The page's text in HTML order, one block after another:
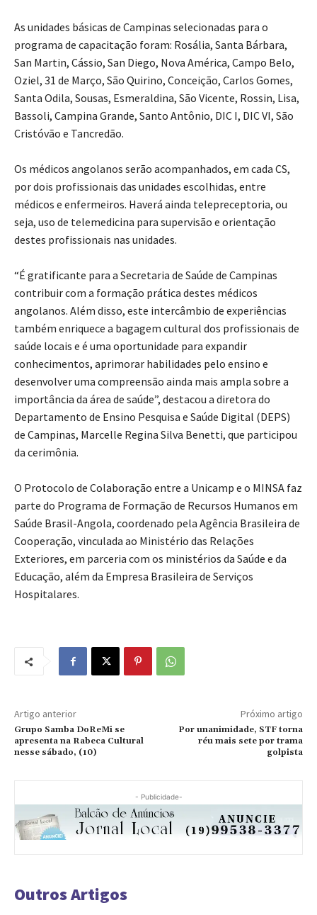
As unidades básicas de Campinas selecionadas para o
programa de capacitação foram: Rosália, Santa Bárbara,
San Martin, Cássio, San Diego, Nova América, Campo Belo,
Oziel, 31 de Março, São Quirino, Conceição, Carlos Gomes,
Santa Odila, Sousas, Esmeraldina, São Vicente, Rossin, Lisa,
Bassoli, Campina Grande, Santo Antônio, DIC I, DIC VI, São
Cristóvão e Tancredão.
Os médicos angolanos serão acompanhados, em cada CS,
por dois profissionais das unidades escolhidas, entre
médicos e enfermeiros. Haverá ainda telepreceptoria, ou
seja, uso de telemedicina para supervisão e orientação
destes profissionais nas unidades.
“É gratificante para a Secretaria de Saúde de Campinas
contribuir com a formação prática destes médicos
angolanos. Além disso, este intercâmbio de experiências
também enriquece a bagagem cultural dos profissionais de
saúde locais e é uma oportunidade para expandir
conhecimentos, aprimorar habilidades pelo ensino e
desenvolver uma compreensão ainda mais ampla sobre a
importância da área de saúde”, destacou a diretora do
Departamento de Ensino Pesquisa e Saúde Digital (DEPS)
de Campinas, Marcelle Regina Silva Benetti, que participou
da cerimônia.
O Protocolo de Colaboração entre a Unicamp e o MINSA faz
parte do Programa de Formação de Recursos Humanos em
Saúde Brasil-Angola, coordenado pela Agência Brasileira de
Cooperação, vinculada ao Ministério das Relações
Exteriores, em parceria com os ministérios da Saúde e da
Educação, além da Empresa Brasileira de Serviços
Hospitalares.
Artigo anterior
Grupo Samba DoReMi se
apresenta na Rabeca Cultural
nesse sábado, (10)
Próximo artigo
Por unanimidade, STF torna
réu mais sete por trama
golpista
- Publicidade-
Outros Artigos